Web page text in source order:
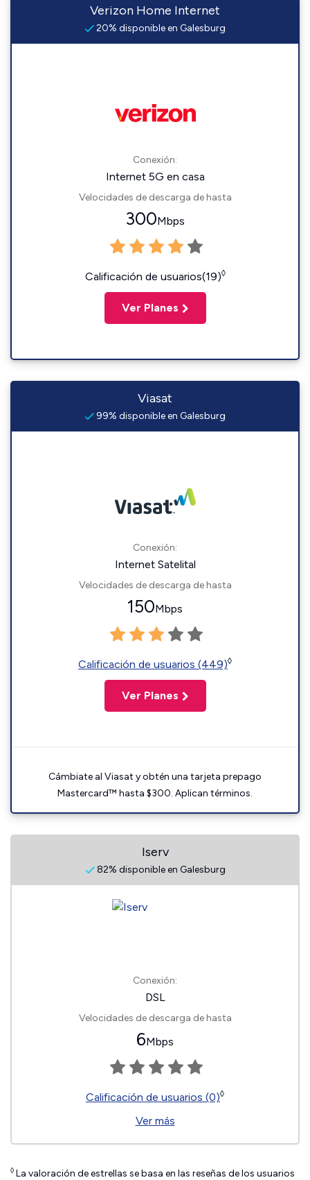
Verizon Home Internet
20% disponible en Galesburg
Conexión:
Internet 5G en casa
Velocidades de descarga de hasta
300Mbps
Calificación de usuarios(19)◊
Ver Planes
Viasat
99% disponible en Galesburg
Conexión:
Internet Satelital
Velocidades de descarga de hasta
150Mbps
Calificación de usuarios (449)◊
Ver Planes
Cámbiate al Viasat y obtén una tarjeta prepago
Mastercard™ hasta $300. Aplican términos.
Iserv
82% disponible en Galesburg
Conexión:
DSL
Velocidades de descarga de hasta
6Mbps
Calificación de usuarios (0)◊
Ver más
◊ La valoración de estrellas se basa en las reseñas de los usuarios